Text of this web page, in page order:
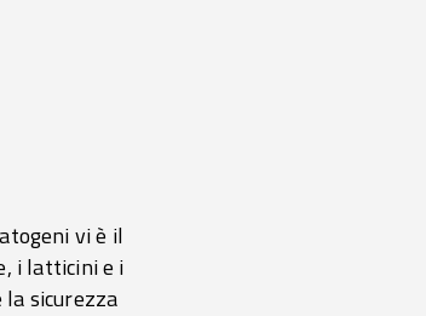
vi è il
i latticini e i
sicurezza